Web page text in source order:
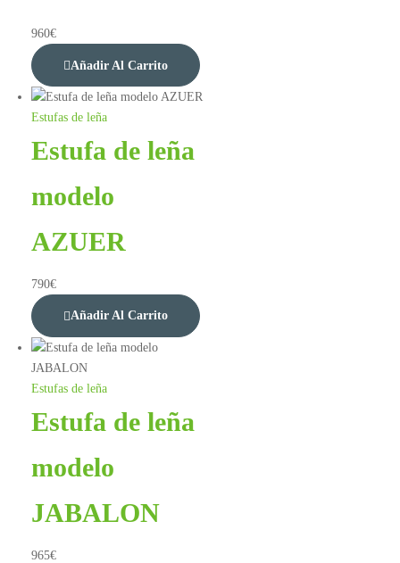
960€
Añadir Al Carrito
Estufas de leña
Estufa de leña
modelo
AZUER
790€
Añadir Al Carrito
Estufas de leña
Estufa de leña
modelo
JABALON
965€